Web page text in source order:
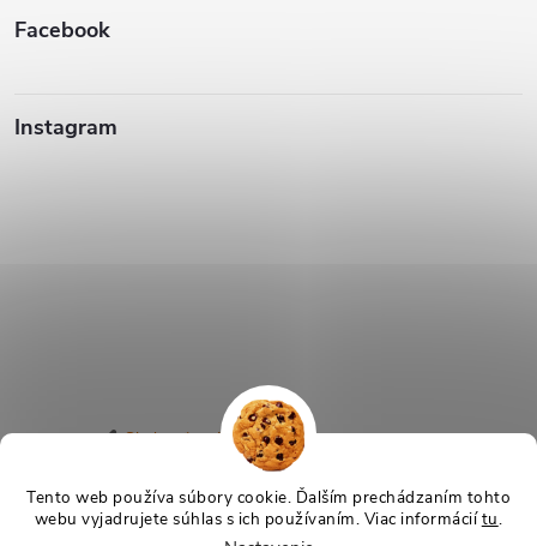
Tento web používa súbory cookie. Ďalším prechádzaním tohto
webu vyjadrujete súhlas s ich používaním. Viac informáciítu.
Facebook
Instagram
Sledovať na Instagrame
Copyright 2026TeraSvet.sk. Všetky práva vyhradené.